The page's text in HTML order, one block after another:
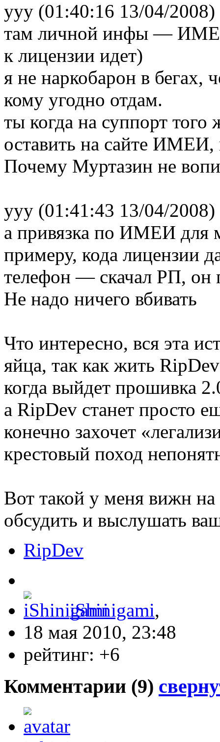
yyy (01:40:16 13/04/2008)
там личной инфы — ИМЕИ
к лицензии идет)
я не наркобарон в бегах,
кому угодно отдам.
ты когда на суппорт
оставить на сайте ИМЕИ,
Почему Муртазин не
yyy (01:41:43 13/04/2008)
а привязка по ИМЕИ для
примеру, кода лицензии
телефон — скачал РП, он
Не надо ничего вбивать
Что интересно, вся эта
яйца, так как жить
когда выйдет прошивка
а RipDev станет просто
конечно захочет
крестовый поход
Вот такой у меня вижн
обсудить и выслушать
RipDev
iShinigami,
18 мая 2010, 23:48
рейтинг: +6
Комментарии (9)